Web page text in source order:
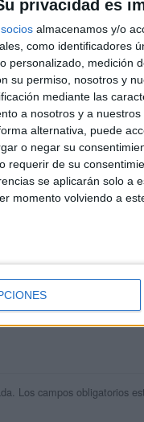
privacidad es
socios almacenamos y/o
como identificadores
personalizado, medición
su permiso, nosotros y
mediante las
a nosotros y a
alternativa, puede
o negar su
requerir de su
se aplicarán solo a
momento volviendo a
información.
Los campos obligatorios